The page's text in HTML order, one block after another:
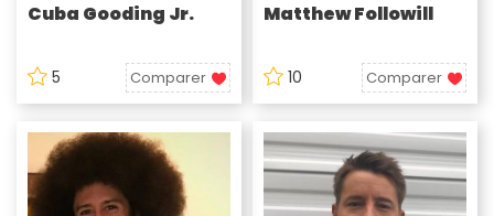
Cuba Gooding Jr.
5 Comparer
Matthew Followill
10 Comparer